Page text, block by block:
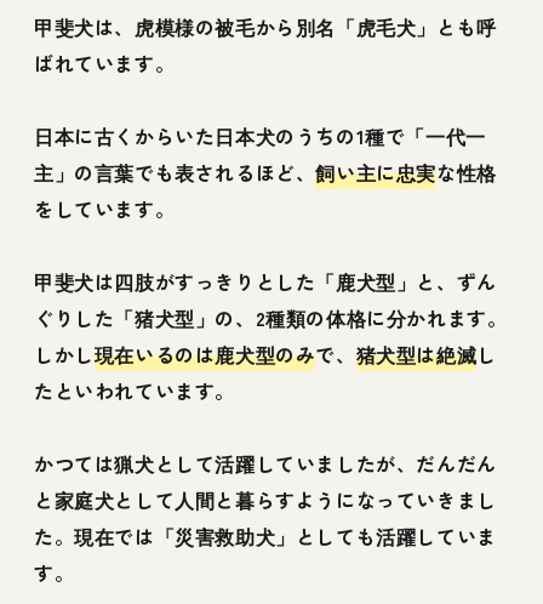
甲斐犬は、虎模様の被毛から別名「虎毛犬」とも呼
ばれています。
日本に古くからいた日本犬のうちの1種で「一代一
主」の言葉でも表されるほど、飼い主に忠実な性格
をしています。
甲斐犬は四肢がすっきりとした「鹿犬型」と、ずん
ぐりした「猪犬型」の、2種類の体格に分かれます。
しかし現在いるのは鹿犬型のみで、 猪犬型は絶滅し
たといわれています。
かつては猟犬として活躍していましたが、だんだん
と家庭犬として人間と暮らすようになっていきまし
た。現在では「災害救助犬」としても活躍していま
す。